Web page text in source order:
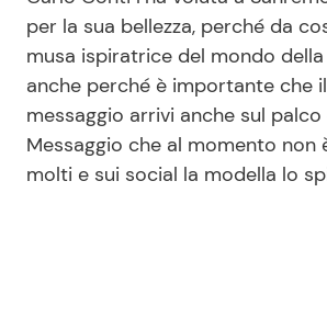
Redazione
Contattaci
Pubblicità
Privacy Policy
per la sua bellezza, perché da
musa ispiratrice del mondo
anche perché è importante che
messaggio arrivi anche sul palco
Messaggio che al momento non
molti e sui social la modella lo